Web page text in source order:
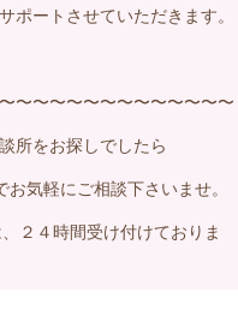
ポートさせていただきます。
〜〜〜〜〜〜〜〜〜〜〜〜〜
所をお探しでしたら
気軽にご相談下さいませ。
２４時間受け付けておりま